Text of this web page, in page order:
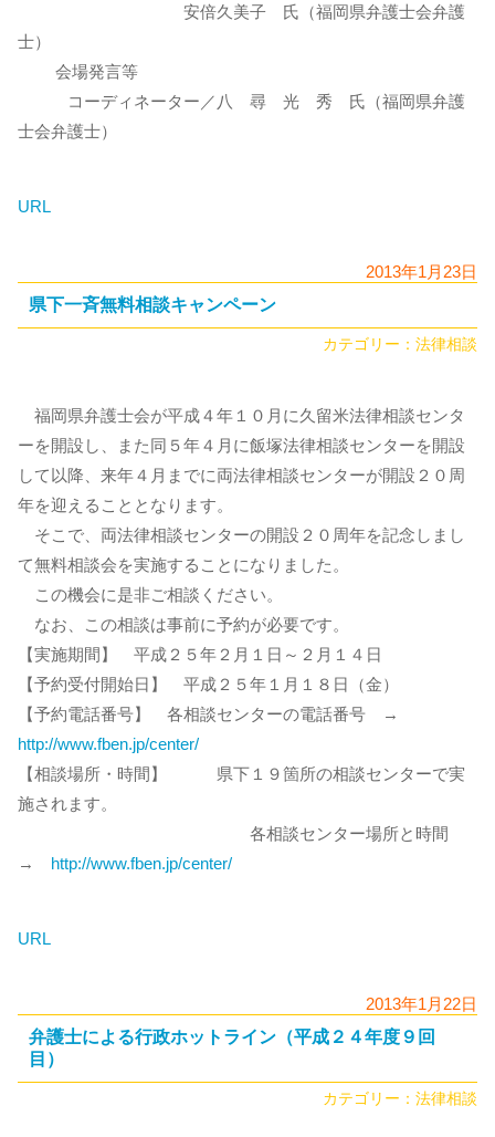
安倍久美子 氏（福岡県弁護士会弁護
士）
会場発言等
コーディネーター／八 尋 光 秀 氏（福岡県弁護
士会弁護士）
URL
2013年1月23日
県下一斉無料相談キャンペーン
カテゴリー： 法律相談
福岡県弁護士会が平成４年１０月に久留米法律相談センタ
ーを開設し、また同５年４月に飯塚法律相談センターを開設
して以降、来年４月までに両法律相談センターが開設２０周
年を迎えることとなります。
そこで、両法律相談センターの開設２０周年を記念しまし
て無料相談会を実施することになりました。
この機会に是非ご相談ください。
なお、この相談は事前に予約が必要です。
【実施期間】 平成２５年２月１日～２月１４日
【予約受付開始日】 平成２５年１月１８日（金）
【予約電話番号】 各相談センターの電話番号 →
http://www.fben.jp/center/
【相談場所・時間】 県下１９箇所の相談センターで実
施されます。
各相談センター場所と時間
→ http://www.fben.jp/center/
URL
2013年1月22日
弁護士による行政ホットライン（平成２４年度９回
目）
カテゴリー： 法律相談